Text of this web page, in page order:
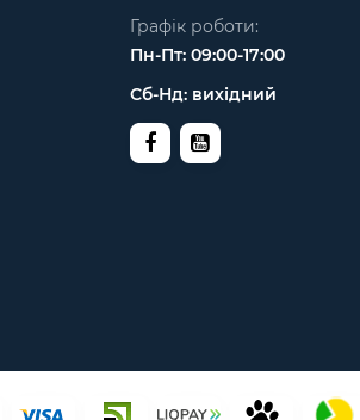
Графік роботи:
Пн-Пт: 09:00-17:00
Сб-Нд: вихідний